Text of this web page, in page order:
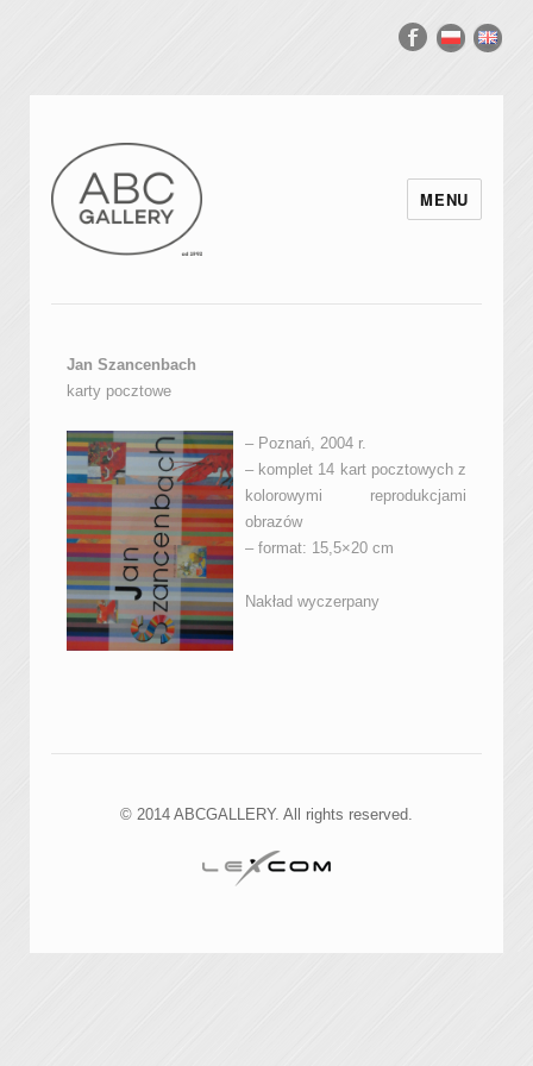
MENU
Jan Szancenbach
karty pocztowe
– Poznań, 2004 r.
– komplet 14 kart pocztowych z
kolorowymi reprodukcjami
obrazów
– format: 15,5×20 cm
Nakład wyczerpany
© 2014 ABCGALLERY. All rights reserved.